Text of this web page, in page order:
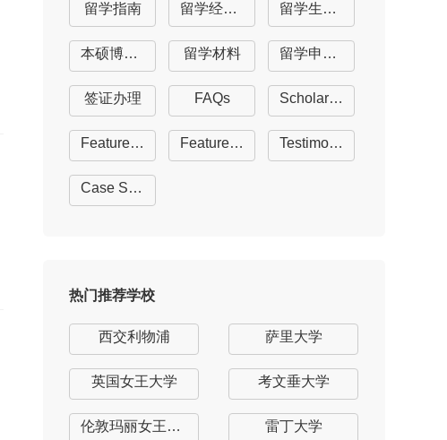
留学指南 留学经验分享 留学生活指南
本硕博留学 留学材料 留学申请offer
签证办理 FAQs Scholarships
Featured University Featured Course Testimonials
Case Studies
热门推荐学校
西交利物浦 萨里大学
英国女王大学 考文垂大学
伦敦玛丽女王大学 雷丁大学